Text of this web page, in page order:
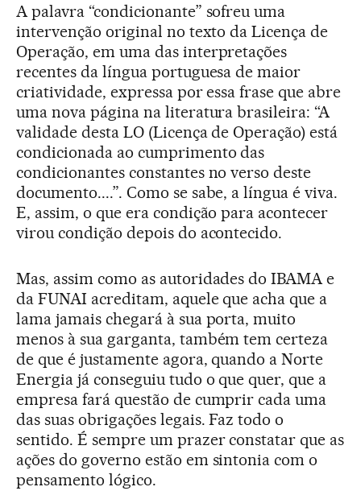
A palavra “condicionante” sofreu uma
intervenção original no texto da Licença de
Operação, em uma das interpretações
recentes da língua portuguesa de maior
criatividade, expressa por essa frase que abre
uma nova página na literatura brasileira: “A
validade desta LO (Licença de Operação) está
condicionada ao cumprimento das
condicionantes constantes no verso deste
documento....”. Como se sabe, a língua é viva.
E, assim, o que era condição para acontecer
virou condição depois do acontecido.
Mas, assim como as autoridades do IBAMA e
da FUNAI acreditam, aquele que acha que a
lama jamais chegará à sua porta, muito
menos à sua garganta, também tem certeza
de que é justamente agora, quando a Norte
Energia já conseguiu tudo o que quer, que a
empresa fará questão de cumprir cada uma
das suas obrigações legais. Faz todo o
sentido. É sempre um prazer constatar que as
ações do governo estão em sintonia com o
pensamento lógico.